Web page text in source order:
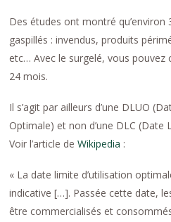
Des études ont montré
gaspillés : invendus, produits
etc… Avec le surgelé, vous pouvez
24 mois.
Il s’agit par ailleurs d’une DLUO
Optimale) et non d’une DLC
Voir l’article deWikipedia :
« La date limite d’utilisation
indicative […]. Passée cette date,
être commercialisés et